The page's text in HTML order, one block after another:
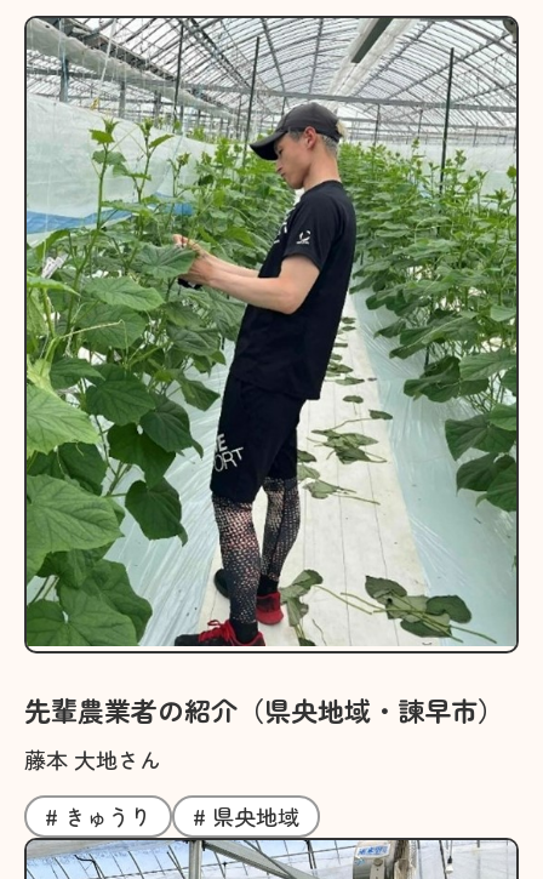
先輩農業者の紹介（県央地域・諫早市）
藤本 大地さん
# きゅうり
# 県央地域